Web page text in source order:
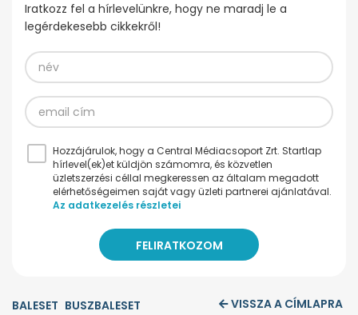
Iratkozz fel a hírlevelünkre, hogy ne maradj le a
legérdekesebb cikkekről!
Hozzájárulok, hogy a Central Médiacsoport Zrt. Startlap
hírlevel(ek)et küldjön számomra, és közvetlen
üzletszerzési céllal megkeressen az általam megadott
elérhetőségeimen saját vagy üzleti partnerei ajánlatával.
Az adatkezelés részletei
BALESET BUSZBALESET VISSZA A CÍMLAPRA